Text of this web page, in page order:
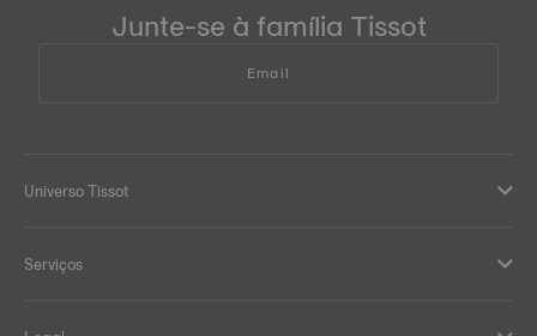
Junte-se à família Tissot
Email
Universo Tissot
Serviços